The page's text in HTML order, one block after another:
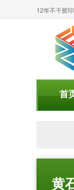
12年不干胶
首
黄